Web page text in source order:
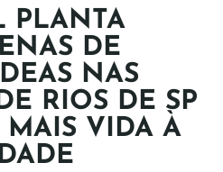
PLANTA
DE
NAS
RIOS DE SP
MAIS VIDA À